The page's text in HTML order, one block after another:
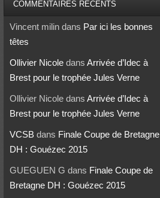
COMMENTAIRES RÉCENTS
Vincent milindans Par ici les bonnes
têtes
Ollivier Nicoledans Arrivée d’Idec à
Brest pour le trophée Jules Verne
Ollivier Nicoledans Arrivée d’Idec à
Brest pour le trophée Jules Verne
VCSBdans Finale Coupe de Bretagne
DH : Gouézec 2015
GUEGUEN G dans Finale Coupe de
Bretagne DH : Gouézec 2015